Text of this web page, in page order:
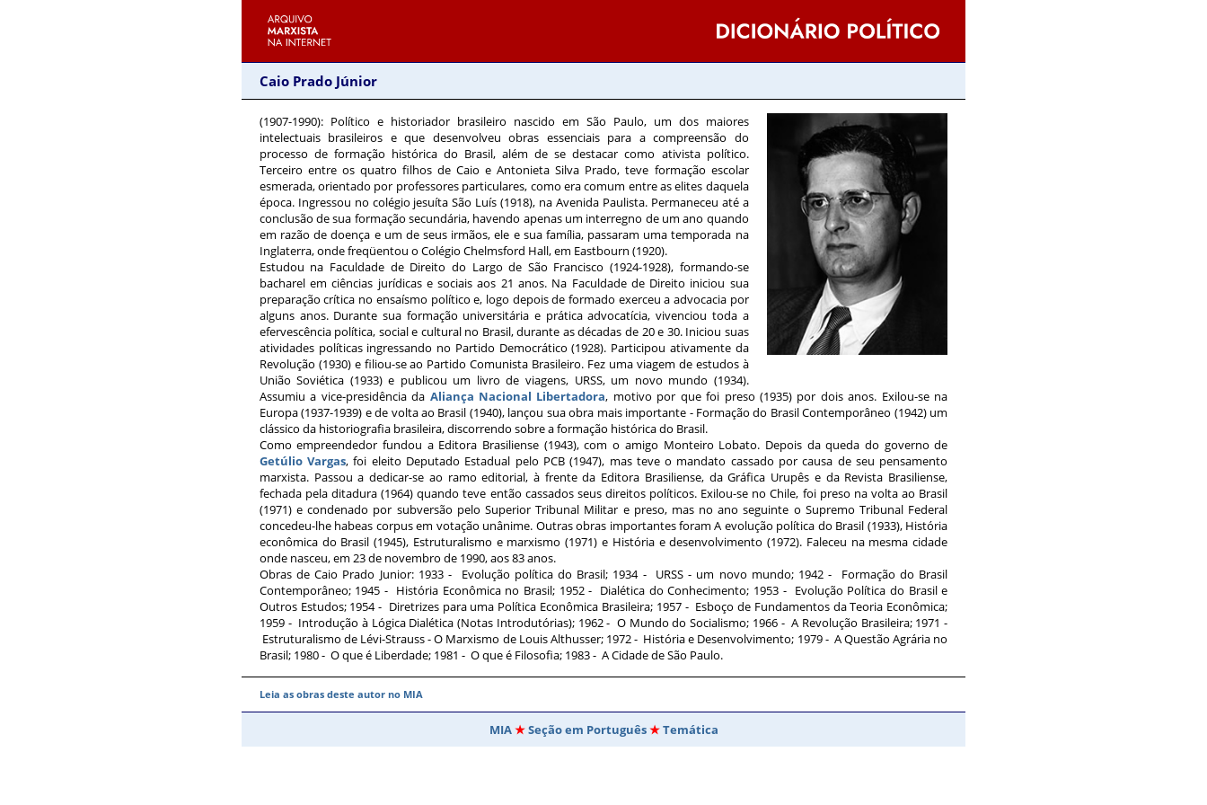
Caio Prado Júnior
(1907-1990): Político e historiador brasileiro nascido em São Paulo, um dos maiores
intelectuais brasileiros e que desenvolveu obras essenciais para a compreensão do
processo de formação histórica do Brasil, além de se destacar como ativista político.
Terceiro entre os quatro filhos de Caio e Antonieta Silva Prado, teve formação escolar
esmerada, orientado por professores particulares, como era comum entre as elites daquela
época. Ingressou no colégio jesuíta São Luís (1918), na Avenida Paulista. Permaneceu até a
conclusão de sua formação secundária, havendo apenas um interregno de um ano quando
em razão de doença e um de seus irmãos, ele e sua família, passaram uma temporada na
Inglaterra, onde freqüentou o Colégio Chelmsford Hall, em Eastbourn (1920).
Estudou na Faculdade de Direito do Largo de São Francisco (1924-1928), formando-se
bacharel em ciências jurídicas e sociais aos 21 anos. Na Faculdade de Direito iniciou sua
preparação crítica no ensaísmo político e, logo depois de formado exerceu a advocacia por
alguns anos. Durante sua formação universitária e prática advocatícia, vivenciou toda a
efervescência política, social e cultural no Brasil, durante as décadas de 20 e 30. Iniciou suas
atividades políticas ingressando no Partido Democrático (1928). Participou ativamente da
Revolução (1930) e filiou-se ao Partido Comunista Brasileiro. Fez uma viagem de estudos à
União Soviética (1933) e publicou um livro de viagens, URSS, um novo mundo (1934).
Assumiu a vice-presidência da Aliança Nacional Libertadora, motivo por que foi preso (1935) por dois anos. Exilou-se na
Europa (1937-1939) e de volta ao Brasil (1940), lançou sua obra mais importante - Formação do Brasil Contemporâneo (1942) um
clássico da historiografia brasileira, discorrendo sobre a formação histórica do Brasil.
Como empreendedor fundou a Editora Brasiliense (1943), com o amigo Monteiro Lobato. Depois da queda do governo de
Getúlio Vargas, foi eleito Deputado Estadual pelo PCB (1947), mas teve o mandato cassado por causa de seu pensamento
marxista. Passou a dedicar-se ao ramo editorial, à frente da Editora Brasiliense, da Gráfica Urupês e da Revista Brasiliense,
fechada pela ditadura (1964) quando teve então cassados seus direitos políticos. Exilou-se no Chile, foi preso na volta ao Brasil
(1971) e condenado por subversão pelo Superior Tribunal Militar e preso, mas no ano seguinte o Supremo Tribunal Federal
concedeu-lhe habeas corpus em votação unânime. Outras obras importantes foram A evolução política do Brasil (1933), História
econômica do Brasil (1945), Estruturalismo e marxismo (1971) e História e desenvolvimento (1972). Faleceu na mesma cidade
onde nasceu, em 23 de novembro de 1990, aos 83 anos.
Obras de Caio Prado Junior: 1933 - Evolução política do Brasil; 1934 - URSS - um novo mundo; 1942 - Formação do Brasil
Contemporâneo; 1945 - História Econômica no Brasil; 1952 - Dialética do Conhecimento; 1953 - Evolução Política do Brasil e
Outros Estudos; 1954 - Diretrizes para uma Política Econômica Brasileira; 1957 - Esboço de Fundamentos da Teoria Econômica;
1959 - Introdução à Lógica Dialética (Notas Introdutórias); 1962 - O Mundo do Socialismo; 1966 - A Revolução Brasileira; 1971 -
Estruturalismo de Lévi-Strauss - O Marxismo de Louis Althusser; 1972 - História e Desenvolvimento; 1979 - A Questão Agrária no
Brasil; 1980 - O que é Liberdade; 1981 - O que é Filosofia; 1983 - A Cidade de São Paulo.
Leia as obras deste autor no MIA
MIA Seção em Português Temática